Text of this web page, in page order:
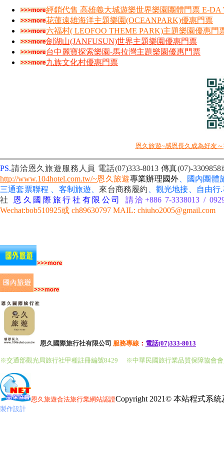
經銷代售 高雄義大城遊樂世界樂園團體門票 E-DA
花蓮遠雄海洋主題樂園(OCEANPARK)優惠門票
六福村( LEOFOO THEME PARK)主題樂園優惠門
劍湖山(JANFUSUN)世界主題樂園優惠門票
台中麗寶探索樂園-馬拉灣主題樂園優惠門票
九族文化村優惠門票
恩久旅遊~感恩長久成為好友～
PS.請洽恩久旅遊服務人員 電話(07)333-8013 傳真(07)-
http://www.104hotel.com.tw/~恩久旅遊專業辦理國外 、國內團
三通套票聯程 、客制旅遊、 來台商務履約 觀光地接、自由行
社 恩久國際旅行社有限公司
請洽+886 7-3338013 /
Wechat:bob510925或 ch89630797 MAIL: chiuho2005@gmail.com
恩久國際旅行社有限公司 服務專線 ： 電話(07)333-8013
※交通部觀光局旅行社甲種註冊編號8429 ※中華民國旅行業品質保障協會
恩久旅遊合法旅行業網站認證Copyright 2021© 本站程式系
製作設計